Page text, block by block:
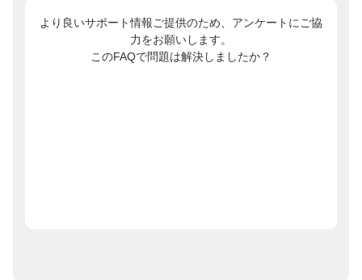
より良いサポート情報ご提供のため、アンケートにご協
力をお願いします。
このFAQで問題は解決しましたか？